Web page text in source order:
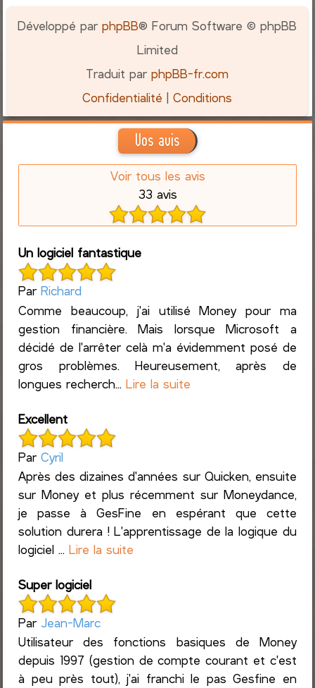
Développé parphpBB® Forum Software © phpBB
Limited
Traduit parphpBB-fr.com
Confidentialité |Conditions
Vos avis
Voir tous les avis
33 avis
Un logiciel fantastique
ParRichard
Comme beaucoup, j'ai utilisé Money pour ma
gestion financière. Mais lorsque Microsoft a
décidé de l'arrêter celà m'a évidemment posé de
gros problèmes. Heureusement, après de
longues recherch...Lire la suite
Excellent
ParCyril
Après des dizaines d'années sur Quicken, ensuite
sur Money et plus récemment sur Moneydance,
je passe à GesFine en espérant que cette
solution durera ! L'apprentissage de la logique du
logiciel ...Lire la suite
Super logiciel
Par Jean-Marc
Utilisateur des fonctions basiques de Money
depuis 1997 (gestion de compte courant et c'est
à peu près tout), j'ai franchi le pas Gesfine en